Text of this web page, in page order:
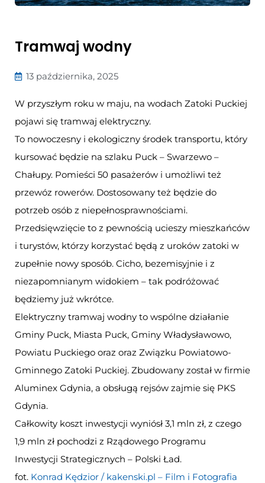
Tramwaj wodny
13 października, 2025
W przyszłym roku w maju, na wodach Zatoki Puckiej
pojawi się tramwaj elektryczny.
To nowoczesny i ekologiczny środek transportu, który
kursować będzie na szlaku Puck – Swarzewo –
Chałupy. Pomieści 50 pasażerów i umożliwi też
przewóz rowerów. Dostosowany też będzie do
potrzeb osób z niepełnosprawnościami.
Przedsięwzięcie to z pewnością ucieszy mieszkańców
i turystów, którzy korzystać będą z uroków zatoki w
zupełnie nowy sposób. Cicho, bezemisyjnie i z
niezapomnianym widokiem – tak podróżować
będziemy już wkrótce.
Elektryczny tramwaj wodny to wspólne działanie
Gminy Puck, Miasta Puck, Gminy Władysławowo,
Powiatu Puckiego oraz oraz Związku Powiatowo-
Gminnego Zatoki Puckiej. Zbudowany został w firmie
Aluminex Gdynia, a obsługą rejsów zajmie się PKS
Gdynia.
Całkowity koszt inwestycji wyniósł 3,1 mln zł, z czego
1,9 mln zł pochodzi z Rządowego Programu
Inwestycji Strategicznych – Polski Ład.
fot. Konrad Kędzior / kakenski.pl – Film i Fotografia